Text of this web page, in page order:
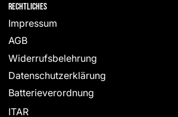
Rechtliches
Impressum
AGB
Widerrufsbelehrung
Datenschutzerklärung
Batterieverordnung
ITAR